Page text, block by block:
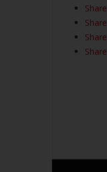
Share
Share
Share
Share